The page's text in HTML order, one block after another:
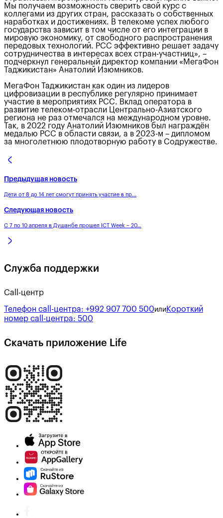
Мы получаем возможность сверить свой курс с
коллегами из других стран, рассказать о собственных
наработках и достижениях. В телекоме успех любого
государства зависит в том числе от его интеграции в
мировую экономику, от свободного распространения
передовых технологий. РСС эффективно решает задачу
сотрудничества в интересах всех стран-участниц», –
подчеркнул генеральный директор компании «МегаФон
Таджикистан» Анатолий Изюмников.
МегаФон Таджикистан как один из лидеров
цифровизации в республике регулярно принимает
участие в мероприятиях РСС. Вклад оператора в
развитие телеком-отрасли Центрально-Азиатского
региона не раз отмечался на международном уровне.
Так, в 2022 году Анатолий Изюмников был награждён
медалью РСС в области связи, а в 2023-м – дипломом
за многолетнюю плодотворную работу в Содружестве.
Предыдущая новость
Дети от 8 до 14 лет смогут принять участие в пр...
Следующая новость
С 7 по 10 апреля в Душанбе прошел ICT Week – 20...
Служба поддержки
Call-центр
Телефон call-центра: +992 907 700 500или Короткий
номер call-центра: 500
Скачать приложение Life